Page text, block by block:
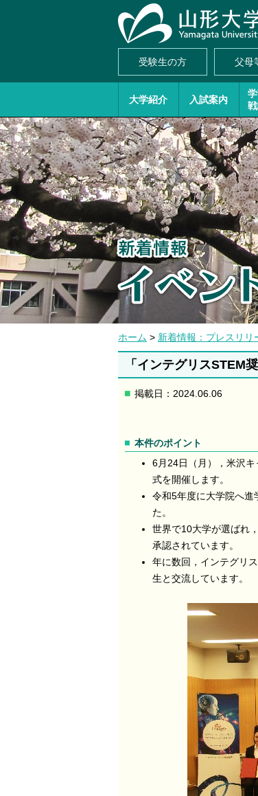
受験生の方 父母
大学紹介 入試案内
ホーム > 新着情報：プレスリリ
「インテグリスSTEM
掲載日：2024.06.06
本件のポイント
6月24日（月），米沢
式を開催します。
令和5年度に大学院へ進
た。
世界で10大学が選ばれ
承認されています。
年に数回，インテグリ
生と交流しています。